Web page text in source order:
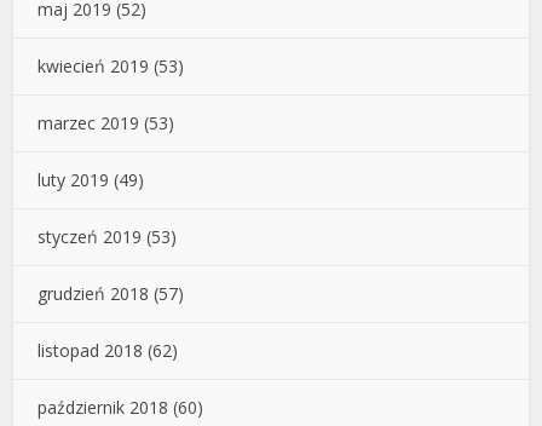
maj 2019 (52)
kwiecień 2019 (53)
marzec 2019 (53)
luty 2019 (49)
styczeń 2019 (53)
grudzień 2018 (57)
listopad 2018 (62)
październik 2018 (60)